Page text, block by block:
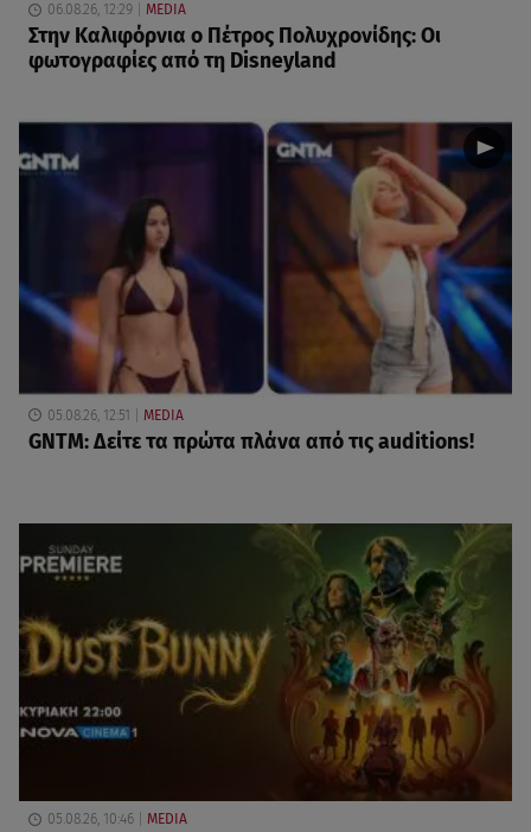
06.08.26, 12:29 MEDIA
Στην Καλιφόρνια ο Πέτρος Πολυχρονίδης: Οι
φωτογραφίες από τη Disneyland
05.08.26, 12:51 MEDIA
GNTM: Δείτε τα πρώτα πλάνα από τις auditions!
05.08.26, 10:46 MEDIA